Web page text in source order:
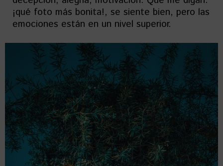
¡qué foto más bonita!, se siente bien, pero las
emociones están en un nivel superior.